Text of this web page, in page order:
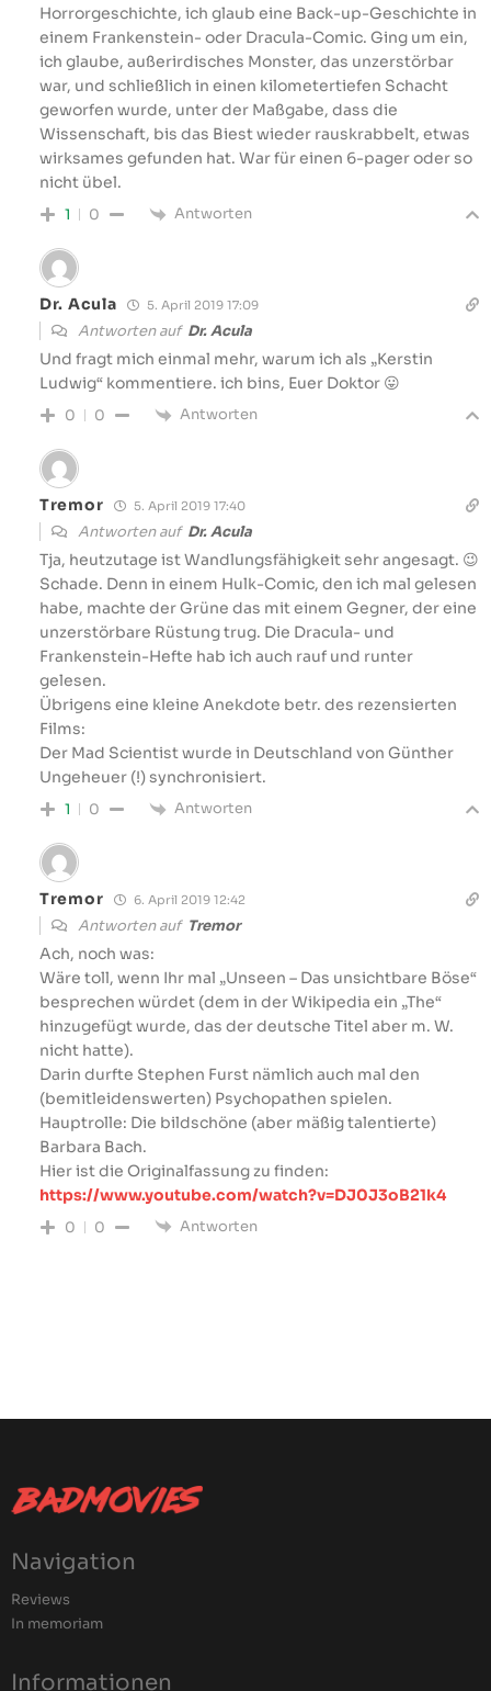
Horrorgeschichte, ich glaub eine Back-up-Geschichte in
einem Frankenstein- oder Dracula-Comic. Ging um ein,
ich glaube, außerirdisches Monster, das unzerstörbar
war, und schließlich in einen kilometertiefen Schacht
geworfen wurde, unter der Maßgabe, dass die
Wissenschaft, bis das Biest wieder rauskrabbelt, etwas
wirksames gefunden hat. War für einen 6-pager oder so
nicht übel.
1 0 Antworten
Dr. Acula 5. April 2019 17:09
Antworten auf Dr. Acula
Und fragt mich einmal mehr, warum ich als „Kerstin
Ludwig“ kommentiere. ich bins, Euer Doktor 😛
0 0 Antworten
Tremor 5. April 2019 17:40
Antworten auf Dr. Acula
Tja, heutzutage ist Wandlungsfähigkeit sehr angesagt. 😉
Schade. Denn in einem Hulk-Comic, den ich mal gelesen
habe, machte der Grüne das mit einem Gegner, der eine
unzerstörbare Rüstung trug. Die Dracula- und
Frankenstein-Hefte hab ich auch rauf und runter
gelesen.
Übrigens eine kleine Anekdote betr. des rezensierten
Films:
Der Mad Scientist wurde in Deutschland von Günther
Ungeheuer (!) synchronisiert.
1 0 Antworten
Tremor 6. April 2019 12:42
Antworten auf Tremor
Ach, noch was:
Wäre toll, wenn Ihr mal „Unseen – Das unsichtbare Böse“
besprechen würdet (dem in der Wikipedia ein „The“
hinzugefügt wurde, das der deutsche Titel aber m. W.
nicht hatte).
Darin durfte Stephen Furst nämlich auch mal den
(bemitleidenswerten) Psychopathen spielen.
Hauptrolle: Die bildschöne (aber mäßig talentierte)
Barbara Bach.
Hier ist die Originalfassung zu finden:
https://www.youtube.com/watch?v=DJ0J3oB21k4
0 0 Antworten
Navigation
Reviews
In memoriam
Informationen